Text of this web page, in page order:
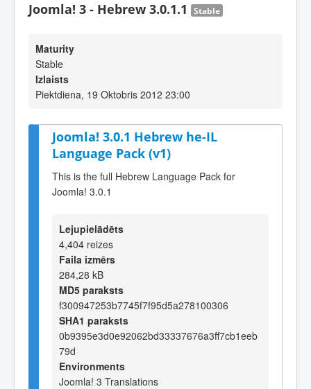
Joomla! 3 - Hebrew 3.0.1.1 Stable
Maturity
Stable
Izlaists
Piektdiena, 19 Oktobris 2012 23:00
Joomla! 3.0.1 Hebrew he-IL
Language Pack (v1)
This is the full Hebrew Language Pack for
Joomla! 3.0.1
Lejupielādēts
4,404 reizes
Faila izmērs
284,28 kB
MD5 paraksts
f300947253b7745f7f95d5a278100306
SHA1 paraksts
0b9395e3d0e92062bd33337676a3ff7cb1eeb
79d
Environments
Joomla! 3 Translations